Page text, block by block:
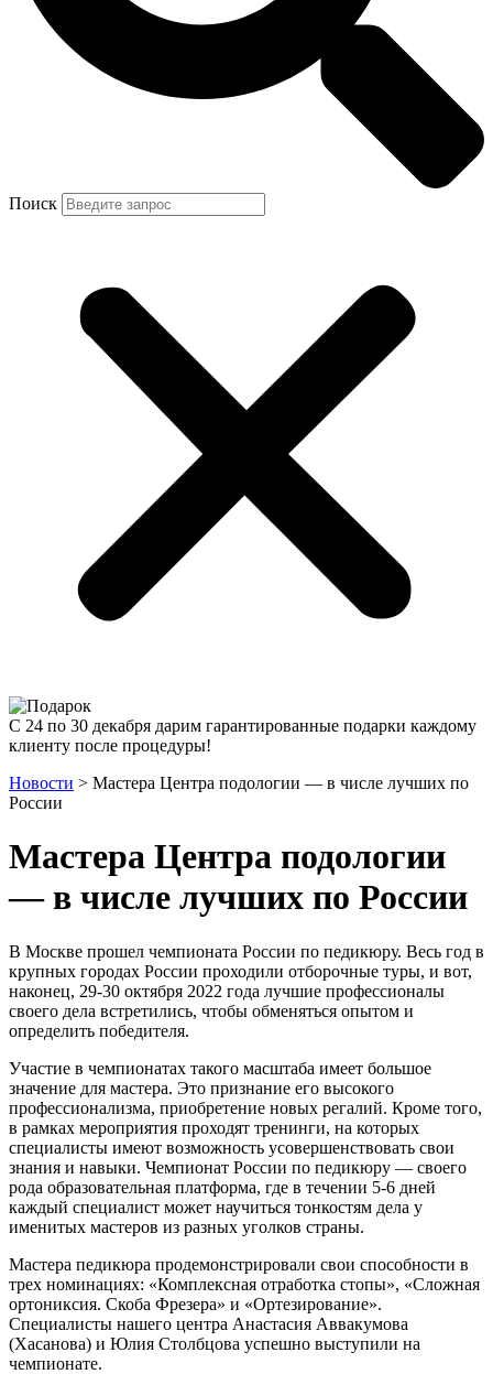
Поиск
С 24 по 30 декабря дарим гарантированные подарки каждому
клиенту после процедуры!
Новости > Мастера Центра подологии — в числе лучших по
России
Мастера Центра подологии
— в числе лучших по России
В Москве прошел чемпионата России по педикюру. Весь год в
крупных городах России проходили отборочные туры, и вот,
наконец, 29-30 октября 2022 года лучшие профессионалы
своего дела встретились, чтобы обменяться опытом и
определить победителя.
Участие в чемпионатах такого масштаба имеет большое
значение для мастера. Это признание его высокого
профессионализма, приобретение новых регалий. Кроме того,
в рамках мероприятия проходят тренинги, на которых
специалисты имеют возможность усовершенствовать свои
знания и навыки. Чемпионат России по педикюру — своего
рода образовательная платформа, где в течении 5-6 дней
каждый специалист может научиться тонкостям дела у
именитых мастеров из разных уголков страны.
Мастера педикюра продемонстрировали свои способности в
трех номинациях: «Комплексная отработка стопы», «Сложная
ортониксия. Скоба Фрезера» и «Ортезирование».
Специалисты нашего центра Анастасия Аввакумова
(Хасанова) и Юлия Столбцова успешно выступили на
чемпионате.